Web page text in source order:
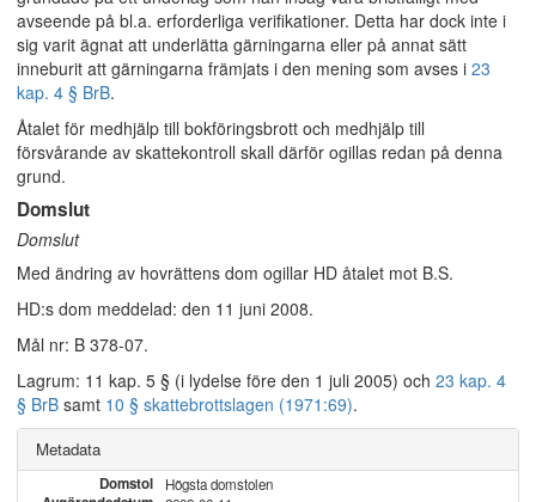
avseende på bl.a. erforderliga verifikationer. Detta har dock inte i
sig varit ägnat att underlätta gärningarna eller på annat sätt
inneburit att gärningarna främjats i den mening som avses i 23
kap. 4 § BrB.
Åtalet för medhjälp till bokföringsbrott och medhjälp till
försvårande av skattekontroll skall därför ogillas redan på denna
grund.
Domslut
Domslut
Med ändring av hovrättens dom ogillar HD åtalet mot B.S.
HD:s dom meddelad: den 11 juni 2008.
Mål nr: B 378-07.
Lagrum: 11 kap. 5 § (i lydelse före den 1 juli 2005) och 23 kap. 4
§ BrB samt 10 § skattebrottslagen (1971:69).
Metadata
Domstol Högsta domstolen